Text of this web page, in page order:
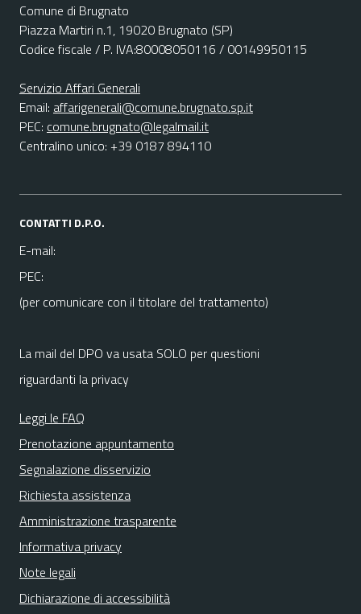
Comune di Brugnato
Piazza Martiri n.1, 19020 Brugnato (SP)
Codice fiscale / P. IVA:80008050116 / 00149950115
Servizio Affari Generali
Email: affarigenerali@comune.brugnato.sp.it
PEC: comune.brugnato@legalmail.it
Centralino unico: +39 0187 894110
CONTATTI D.P.O.
E-mail:
PEC:
(per comunicare con il titolare del trattamento)
La mail del DPO va usata SOLO per questioni
riguardanti la privacy
Leggi le FAQ
Prenotazione appuntamento
Segnalazione disservizio
Richiesta assistenza
Amministrazione trasparente
Informativa privacy
Note legali
Dichiarazione di accessibilità